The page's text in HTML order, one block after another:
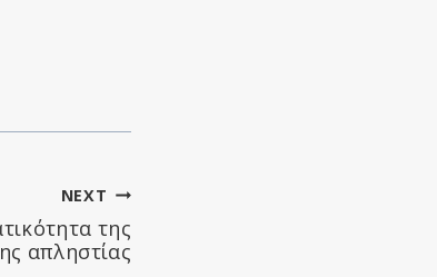
NEXT
της
απληστίας